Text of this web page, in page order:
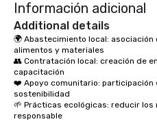
Información adicional
Additional details
🌍 Abastecimiento local:
alimentos y materiales
👥 Contratación local: creación de
capacitación
❤️ Apoyo comunitario:
sostenibilidad
🌱 Prácticas ecológicas: reducir
responsable